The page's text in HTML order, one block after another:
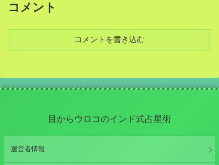
コメント
コメントを書き込む
目からウロコのインド式占星術
運営者情報